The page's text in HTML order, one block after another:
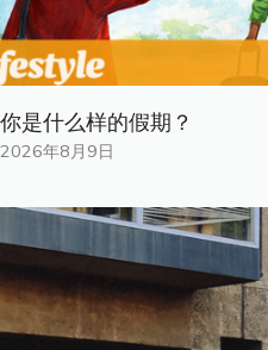
你是什​​么样的假期？
2026年8月9日